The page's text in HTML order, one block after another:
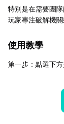
特別是在需要團
玩家專注破解機
使用教學
第一步：點選下